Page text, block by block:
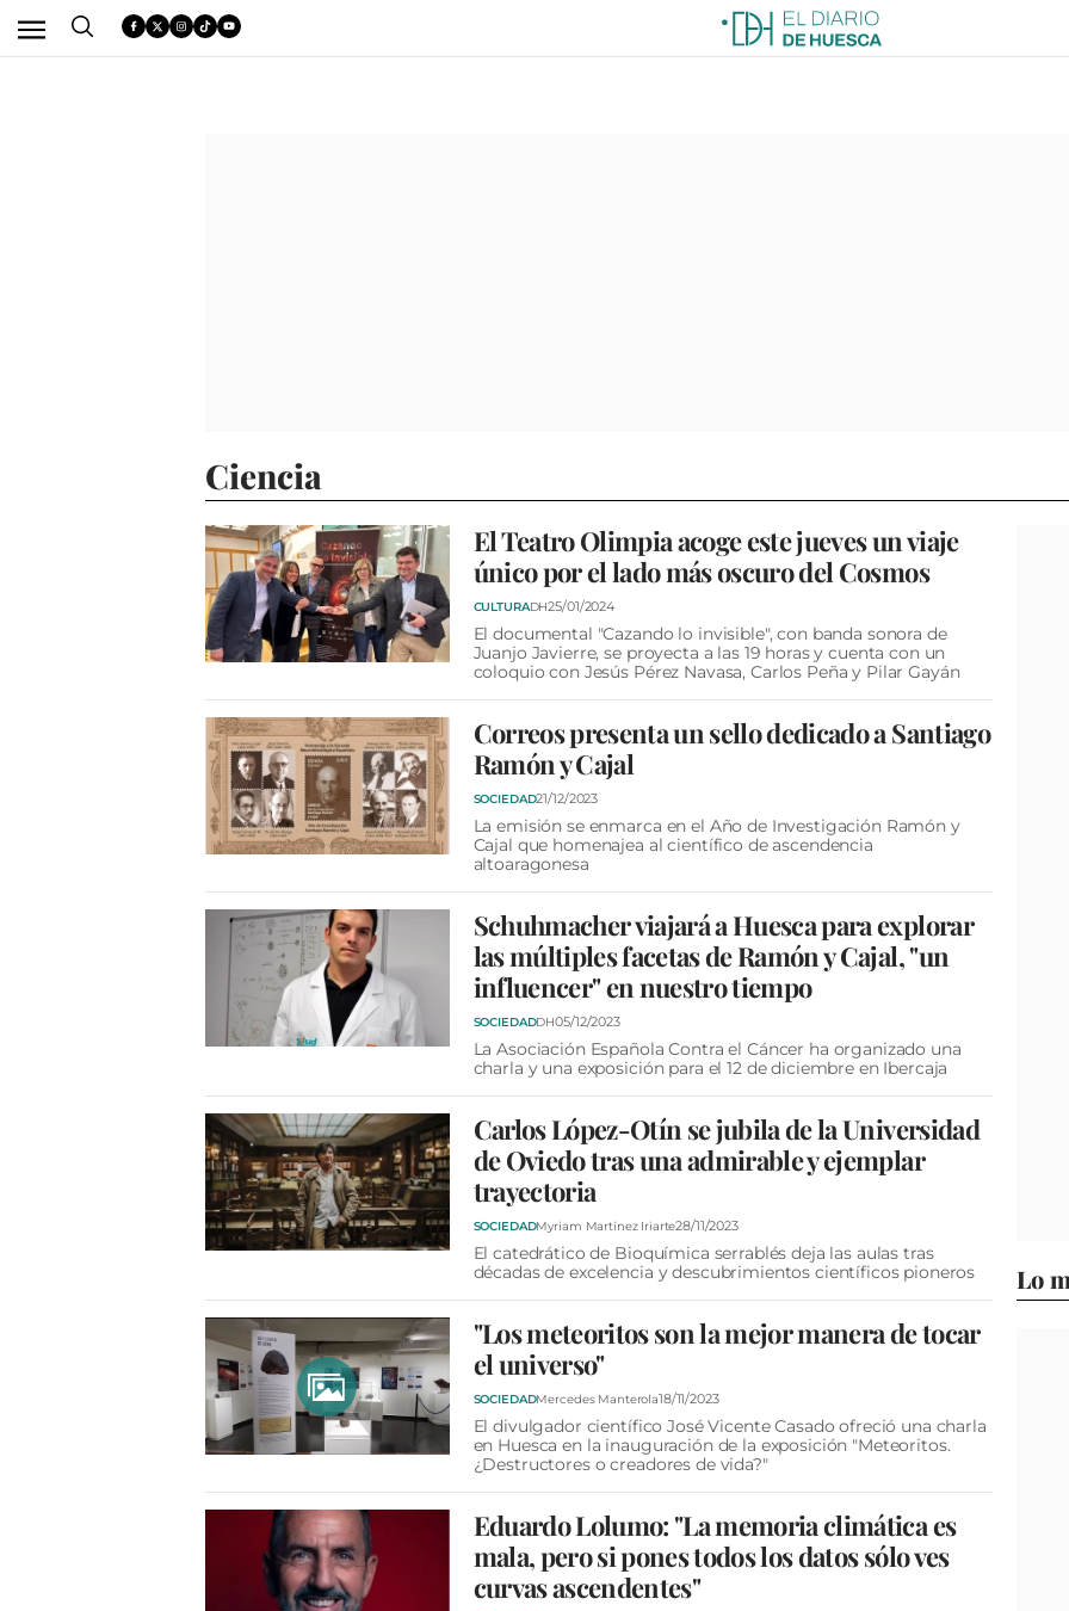
Ciencia
El Teatro Olimpia acoge este jueves un viaje
único por el lado más oscuro del Cosmos
CULTURADH25/01/2024
El documental "Cazando lo invisible", con banda sonora de
Juanjo Javierre, se proyecta a las 19 horas y cuenta con un
coloquio con Jesús Pérez Navasa, Carlos Peña y Pilar Gayán
Correos presenta un sello dedicado a Santiago
Ramón y Cajal
SOCIEDAD21/12/2023
La emisión se enmarca en el Año de Investigación Ramón y
Cajal que homenajea al científico de ascendencia
altoaragonesa
Schuhmacher viajará a Huesca para explorar
las múltiples facetas de Ramón y Cajal, "un
influencer" en nuestro tiempo
SOCIEDADDH05/12/2023
La Asociación Española Contra el Cáncer ha organizado una
charla y una exposición para el 12 de diciembre en Ibercaja
Carlos López-Otín se jubila de la Universidad
de Oviedo tras una admirable y ejemplar
trayectoria
SOCIEDADMyriam Martínez Iriarte28/11/2023
El catedrático de Bioquímica serrablés deja las aulas tras
décadas de excelencia y descubrimientos científicos pioneros
"Los meteoritos son la mejor manera de tocar
el universo"
SOCIEDADMercedes Manterola18/11/2023
El divulgador científico José Vicente Casado ofreció una charla
en Huesca en la inauguración de la exposición "Meteoritos.
¿Destructores o creadores de vida?"
Eduardo Lolumo: "La memoria climática es
mala, pero si pones todos los datos sólo ves
curvas ascendentes"
Lo